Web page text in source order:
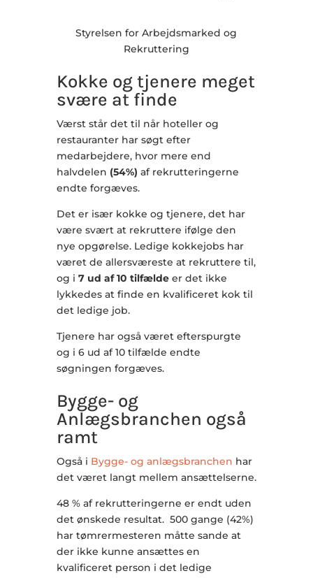
Styrelsen for Arbejdsmarked og
Rekruttering
Kokke og tjenere meget
svære at finde
Værst står det til når hoteller og
restauranter har søgt efter
medarbejdere, hvor mere end
halvdelen (54%) af rekrutteringerne
endte forgæves.
Det er især kokke og tjenere, det har
være svært at rekruttere ifølge den
nye opgørelse. Ledige kokkejobs har
været de allersværeste at rekruttere til,
og i 7 ud af 10 tilfældeer det ikke
lykkedes at finde en kvalificeret kok til
det ledige job.
Tjenere har også været efterspurgte
og i 6 ud af 10 tilfælde endte
søgningen forgæves.
Bygge- og
Anlægsbranchen også
ramt
Også i Bygge- og anlægsbranchen har
det været langt mellem ansættelserne.
48 % af rekrutteringerne er endt uden
det ønskede resultat. 500 gange (42%)
har tømrermesteren måtte sande at
der ikke kunne ansættes en
kvalificeret person i det ledige